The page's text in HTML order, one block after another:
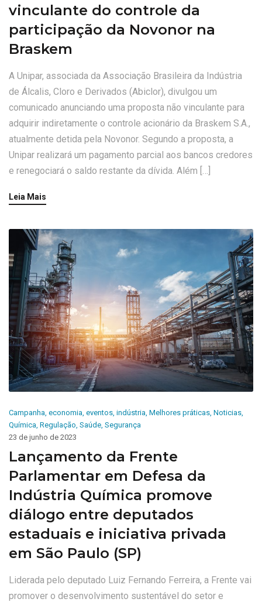
vinculante do controle da
participação da Novonor na
Braskem
A Unipar, associada da Associação Brasileira da Indústria
de Álcalis, Cloro e Derivados (Abiclor), divulgou um
comunicado anunciando uma proposta não vinculante para
adquirir indiretamente o controle acionário da Braskem S.A.,
atualmente detida pela Novonor. Segundo a proposta, a
Unipar realizará um pagamento parcial aos bancos credores
e renegociará o saldo restante da dívida. Além […]
Leia Mais
Campanha, economia, eventos, indústria, Melhores práticas, Noticias,
Química, Regulação, Saúde, Segurança
23 de junho de 2023
Lançamento da Frente
Parlamentar em Defesa da
Indústria Química promove
diálogo entre deputados
estaduais e iniciativa privada
em São Paulo (SP)
Liderada pelo deputado Luiz Fernando Ferreira, a Frente vai
promover o desenvolvimento sustentável do setor e